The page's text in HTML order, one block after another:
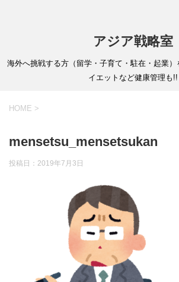
アジア戦略室
海外へ挑戦する方（留学・子育て・駐在・起業
イエットなど健康管理も!!
HOME >
mensetsu_mensetsukan
投稿日： 2019年7月3日